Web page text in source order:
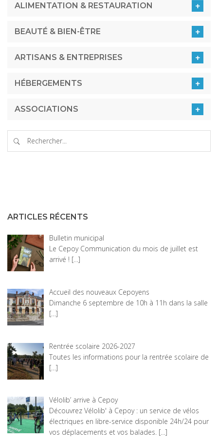
ALIMENTATION & RESTAURATION
BEAUTÉ & BIEN-ÊTRE
ARTISANS & ENTREPRISES
HÉBERGEMENTS
ASSOCIATIONS
ARTICLES RÉCENTS
Bulletin municipal
Le Cepoy Communication du mois de juillet est
arrivé ! […]
Accueil des nouveaux Cepoyens
Dimanche 6 septembre de 10h à 11h dans la salle
[…]
Rentrée scolaire 2026-2027
Toutes les informations pour la rentrée scolaire de
[…]
Vélolib’ arrive à Cepoy
Découvrez Vélolib' à Cepoy : un service de vélos
électriques en libre-service disponible 24h/24 pour
vos déplacements et vos balades.[…]